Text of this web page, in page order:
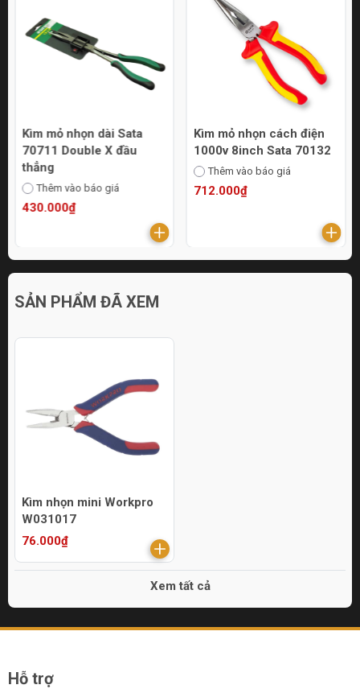
Kìm mỏ nhọn dài Sata
70711 Double X đầu
thẳng
Thêm vào báo giá
430.000₫
Kìm mỏ nhọn cách điện
1000v 8inch Sata 70132
Thêm vào báo giá
712.000₫
SẢN PHẨM ĐÃ XEM
Kìm nhọn mini Workpro
W031017
76.000₫
Xem tất cả
Hỗ trợ